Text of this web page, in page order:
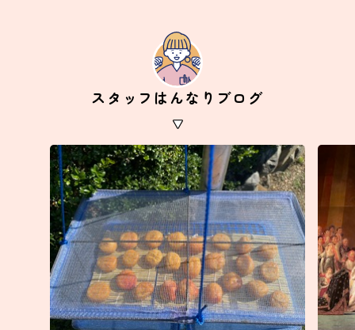
スタッフはんなりブログ